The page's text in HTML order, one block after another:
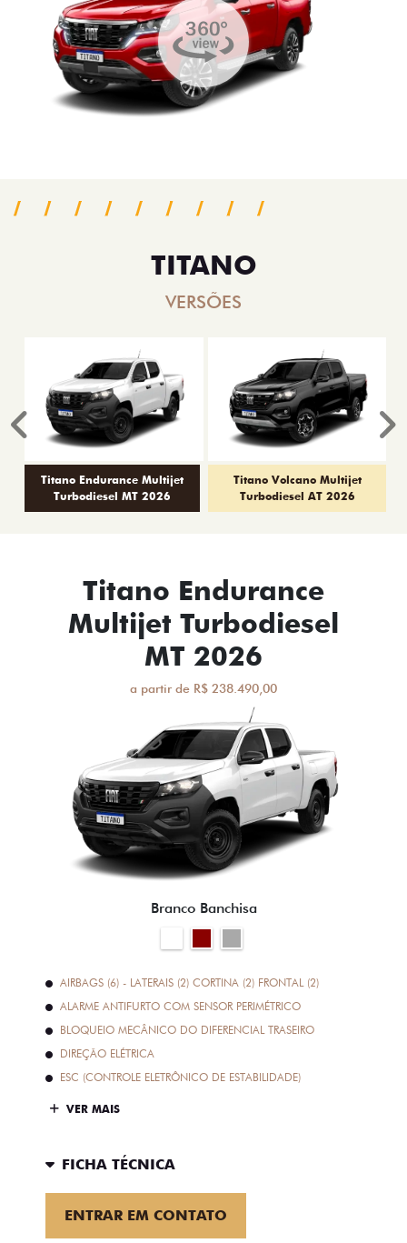
TITANO
VERSÕES
Titano Endurance Multijet
Turbodiesel MT 2026
Titano Volcano Multijet
Turbodiesel AT 2026
Anterior
Titano Endurance
Multijet Turbodiesel
MT 2026
a partir de R$ 238.490,00
Branco Banchisa
AIRBAGS (6) - LATERAIS (2) CORTINA (2) FRONTAL (2)
ALARME ANTIFURTO COM SENSOR PERIMÉTRICO
BLOQUEIO MECÂNICO DO DIFERENCIAL TRASEIRO
DIREÇÃO ELÉTRICA
ESC (CONTROLE ELETRÔNICO DE ESTABILIDADE)
VER MAIS
FICHA TÉCNICA
ENTRAR EM CONTATO